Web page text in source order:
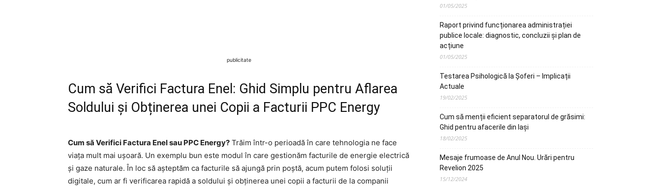
publicitate
Cum să Verifici Factura Enel: Ghid Simplu pentru Aflarea
Soldului și Obținerea unei Copii a Facturii PPC Energy
Cum să Verifici Factura Enel sau PPC Energy? Trăim într-o perioadă în care tehnologia ne face
viața mult mai ușoară. Un exemplu bun este modul în care gestionăm facturile de energie electrică
și gaze naturale. În loc să așteptăm ca facturile să ajungă prin poștă, acum putem folosi soluții
digitale, cum ar fi verificarea rapidă a soldului și obținerea unei copii a facturii de la companii
01/05/2025
Raport privind funcționarea administrației
publice locale: diagnostic, concluzii și plan de
acțiune
01/05/2025
Testarea Psihologică la Șoferi – Implicații
Actuale
19/02/2025
Cum să menții eficient separatorul de grăsimi:
Ghid pentru afacerile din Iași
18/02/2025
Mesaje frumoase de Anul Nou. Urări pentru
Revelion 2025
15/12/2024